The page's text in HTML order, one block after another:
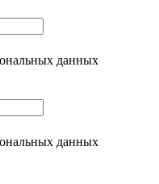
данных
данных